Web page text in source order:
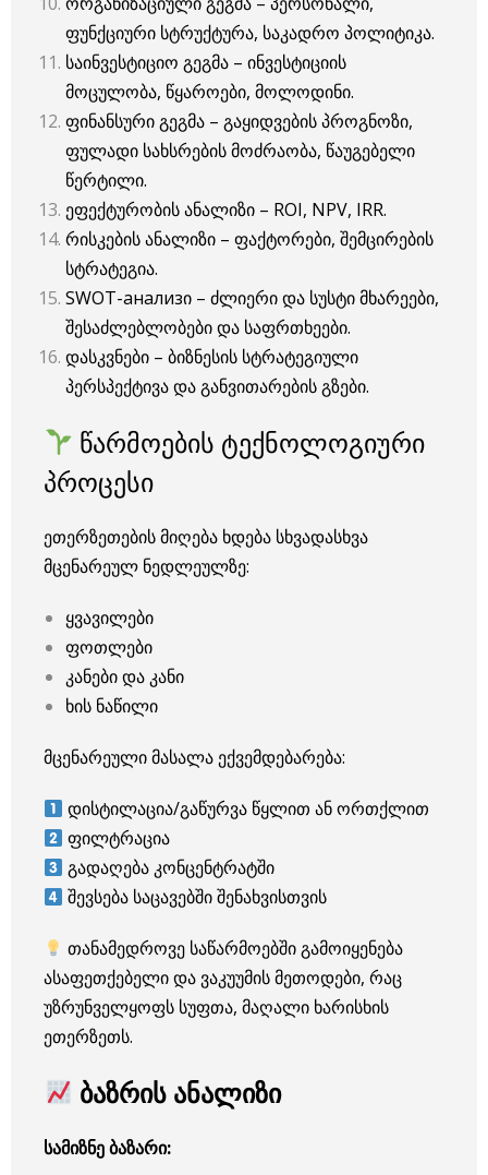
ფუნქციური სტრუქტურა, საკადრო პოლიტიკა.
საინვესტიციო გეგმა – ინვესტიციის
მოცულობა, წყაროები, მოლოდინი.
ფინანსური გეგმა – გაყიდვების პროგნოზი,
ფულადი სახსრების მოძრაობა, წაუგებელი
წერტილი.
ეფექტურობის ანალიზი – ROI, NPV, IRR.
რისკების ანალიზი – ფაქტორები, შემცირების
სტრატეგია.
SWOT-анализი – ძლიერი და სუსტი მხარეები,
შესაძლებლობები და საფრთხეები.
დასკვნები – ბიზნესის სტრატეგიული
პერსპექტივა და განვითარების გზები.
წარმოების ტექნოლოგიური
პროცესი
ეთერზეთების მიღება ხდება სხვადასხვა
მცენარეულ ნედლეულზე:
ყვავილები
ფოთლები
კანები და კანი
ხის ნაწილი
მცენარეული მასალა ექვემდებარება:
დისტილაცია/გაწურვა წყლით ან ორთქლით
ფილტრაცია
გადაღება კონცენტრატში
შევსება საცავებში შენახვისთვის
თანამედროვე საწარმოებში გამოიყენება
ასაფეთქებელი და ვაკუუმის მეთოდები, რაც
უზრუნველყოფს სუფთა, მაღალი ხარისხის
ეთერზეთს.
ბაზრის ანალიზი
სამიზნე ბაზარი: